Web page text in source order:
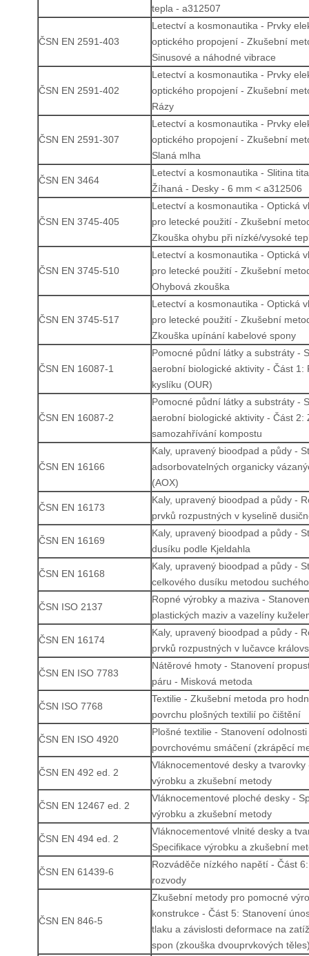
tepla - a312507
ČSN EN 2591-403
Letectví a kosmonautika - Prvky
optického propojení - Zkušební
Sinusové a náhodné vibrace
ČSN EN 2591-402
Letectví a kosmonautika - Prvky
optického propojení - Zkušební
Rázy
ČSN EN 2591-307
Letectví a kosmonautika - Prvky
optického propojení - Zkušební
Slaná mlha
ČSN EN 3464
Letectví a kosmonautika - Slitina
Žíhaná - Desky - 6 mm < a312506
ČSN EN 3745-405
Letectví a kosmonautika - Optická
pro letecké použití - Zkušební
Zkouška ohybu při nízké/vysoké
ČSN EN 3745-510
Letectví a kosmonautika - Optická
pro letecké použití - Zkušební
Ohybová zkouška
ČSN EN 3745-517
Letectví a kosmonautika - Optická
pro letecké použití - Zkušební
Zkouška upínání kabelové spony
ČSN EN 16087-1
Pomocné půdní látky a substráty -
aerobní biologické aktivity - Část 1:
kyslíku (OUR)
ČSN EN 16087-2
Pomocné půdní látky a substráty -
aerobní biologické aktivity - Část 2:
samozahřívání kompostu
ČSN EN 16166
Kaly, upravený bioodpad a půdy -
adsorbovatelných organicky
(AOX)
ČSN EN 16173
Kaly, upravený bioodpad a půdy -
prvků rozpustných v kyselině
ČSN EN 16169
Kaly, upravený bioodpad a půdy -
dusíku podle Kjeldahla
ČSN EN 16168
Kaly, upravený bioodpad a půdy -
celkového dusíku metodou
ČSN ISO 2137
Ropné výrobky a maziva -
plastických maziv a vazelíny
ČSN EN 16174
Kaly, upravený bioodpad a půdy -
prvků rozpustných v lučavce
ČSN EN ISO 7783
Nátěrové hmoty - Stanovení
páru - Misková metoda
ČSN ISO 7768
Textilie - Zkušební metoda pro
povrchu plošných textilií po čištění
ČSN EN ISO 4920
Plošné textilie - Stanovení odolnosti
povrchovému smáčení (zkrápěcí
ČSN EN 492 ed. 2
Vláknocementové desky a tvarovky
výrobku a zkušební metody
ČSN EN 12467 ed. 2
Vláknocementové ploché desky -
výrobku a zkušební metody
ČSN EN 494 ed. 2
Vláknocementové vlnité desky a
Specifikace výrobku a zkušební
ČSN EN 61439-6
Rozváděče nízkého napětí - Část
rozvody
ČSN EN 846-5
Zkušební metody pro pomocné
konstrukce - Část 5: Stanovení
tlaku a závislosti deformace na
spon (zkouška dvouprvkových